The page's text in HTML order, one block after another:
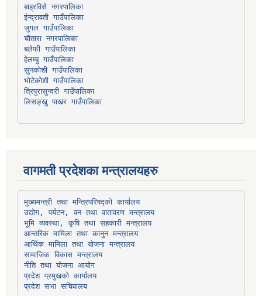
बाह्रविसे नगरपालिका
ईन्द्रावती गाउँपालिका
जुगल गाउँपालिका
चौतारा नगरपालिका
बलेफी गाउँपालिका
हेलम्बु गाउँपालिका
सुनकोशी गाउँपालिका
भोटेकोशी गाउँपालिका
त्रिपुरासुन्दरी गाउँपालिका
लिसङ्खु पाखर गाउँपालिका
वागमती प्रदेशका मन्त्रालयहरु
मुख्यमन्त्री तथा मन्त्रिपरिषद्को कार्यालय
उद्योग, पर्यटन, वन तथा वातावरण मन्त्रालय
भूमि व्यवस्था, कृषि तथा सहकारी मन्त्रालय
आन्तरिक मामिला तथा कानुन मन्त्रालय
आर्थिक मामिला तथा योजना मन्त्रालय
सामाजिक विकास मन्त्रालय
नीति तथा योजना आयोग
प्रदेश प्रमुखको कार्यालय
प्रदेश सभा सचिवालय